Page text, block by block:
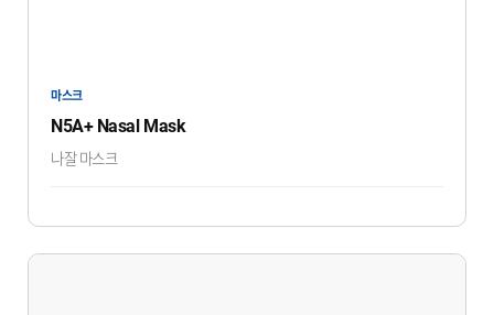
마스크
N5A+ Nasal Mask
나잘 마스크